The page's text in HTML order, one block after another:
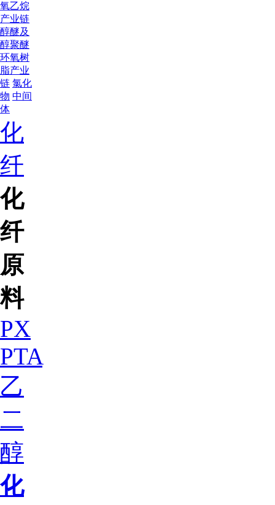
氧乙烷
产业链
醇醚及
醇聚醚
环氧树
脂产业
链 氯化
物 中间
体
化
纤
化
纤
原
料
PX
PTA
乙
二
醇
化